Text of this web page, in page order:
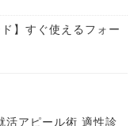
】すぐ使えるフォー
活アピール術 適性診